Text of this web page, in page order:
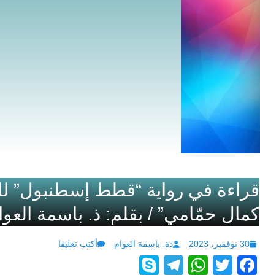
قراءة في رواية “قطط إسطنبول”
كمال حمّامي” / بقلم: ذ. باسمة
Posted
on
30 نوفمبر، 2023 Author
ذة. باسمة العوام أكتب تعليقا
F
T
W
T